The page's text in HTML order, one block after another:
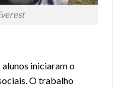
iniciaram o
O trabalho